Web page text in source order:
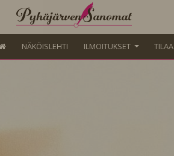
NÄKÖISLEHTI ILMOITUKSET